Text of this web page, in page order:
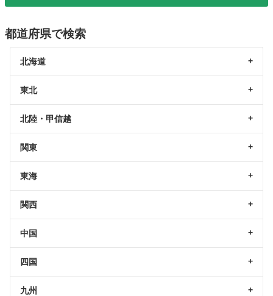
都道府県で検索
北海道
東北
北陸・甲信越
関東
東海
関西
中国
四国
九州